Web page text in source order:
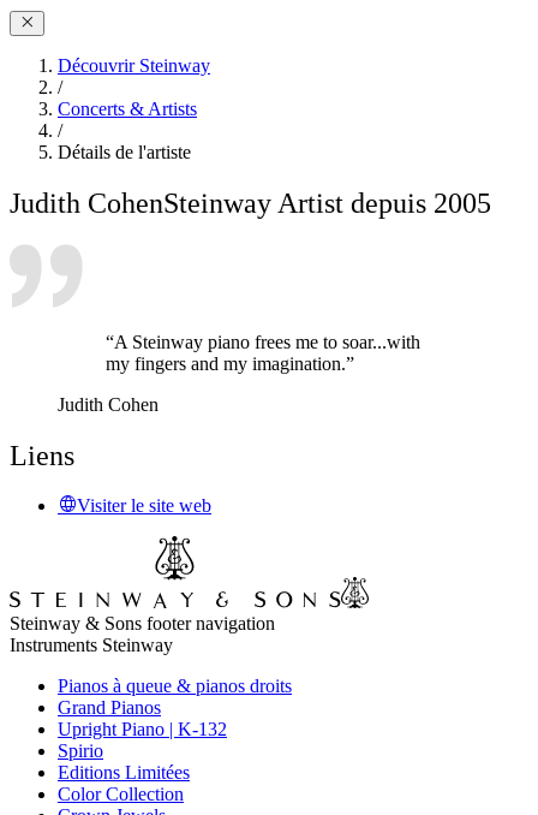
Découvrir Steinway
/
Concerts & Artists
/
Détails de l'artiste
Judith CohenSteinway Artist depuis 2005
“A Steinway piano frees me to soar...with
my fingers and my imagination.”
Judith Cohen
Liens
Visiter le site web
Steinway & Sons footer navigation
Instruments Steinway
Pianos à queue & pianos droits
Grand Pianos
Upright Piano | K-132
Spirio
Editions Limitées
Color Collection